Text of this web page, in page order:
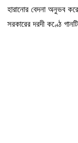
হারানোর বেদনা অনুভব
সরকারের দরদী কণ্ঠে